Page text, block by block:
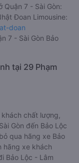
Quận 7 - Sài Gòn:
Đoan Limousine:
doan
7 - Sài Gòn Bảo
tại 29 Phạm
chất lượng,
Gòn đến Bảo Lộc
qua hãng xe Bảo
hãng xe khách
Bảo Lộc - Lâm